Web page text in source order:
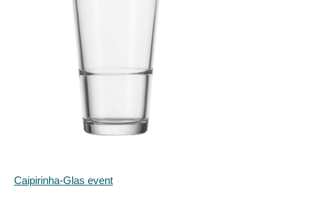
Caipirinha-Glas event